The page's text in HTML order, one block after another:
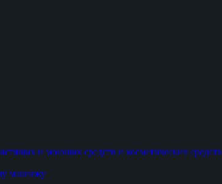
и моющих средств и косметических средств
макияжу